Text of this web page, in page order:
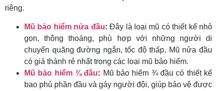
riêng.
Mũ bảo hiểm nửa đầu: Đây là loại mũ có thiết kế nhỏ
gọn, thông thoáng, phù hợp với những người di
chuyển quãng đường ngắn, tốc độ thấp. Mũ nửa đầu
có giá thành rẻ nhất trong các loại mũ bảo hiểm.
Mũ bảo hiểm ¾ đầu: Mũ bảo hiểm ¾ đầu có thiết kế
bao phủ phần đầu và gáy người đội, giúp bảo vệ được